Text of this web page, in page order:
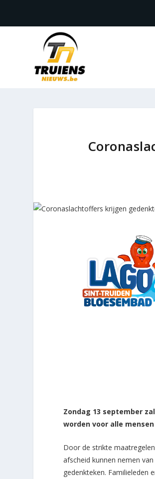
Zondag 13 september
worden voor alle
Door de strikte
afscheid kunnen nemen
gedenkteken. Familieleden